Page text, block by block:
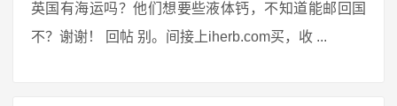
英国有海运吗？他们想要些液体钙，不知道能邮回国
不？谢谢！ 回帖 别。间接上iherb.com买，收 ...